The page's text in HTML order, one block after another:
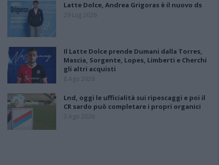
Latte Dolce, Andrea Grigoras è il nuovo ds
29 Lug 2026
Il Latte Dolce prende Dumani dalla Torres,
Mascia, Sorgente, Lopes, Limberti e Cherchi
gli altri acquisti
8 Ago 2026
Lnd, oggi le ufficialità sui ripescaggi e poi il
CR sardo può completare i propri organici
3 Ago 2026